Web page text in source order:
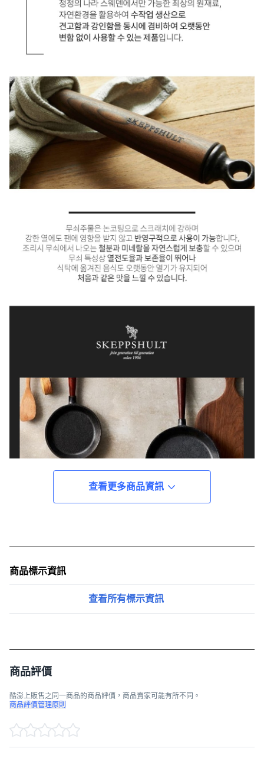
查看更多商品資訊
商品標示資訊
查看所有標示資訊
商品評價
酷澎上販售之同一商品的商品評價，商品賣家可能有所不同。
商品評價管理原則